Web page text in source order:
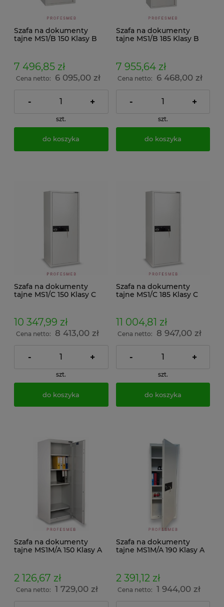
Szafa na dokumenty
tajne MS1/B 150 Klasy B
7 496,85 zł
Cena netto: 6 095,00 zł
- +
szt.
do koszyka
Szafa na dokumenty
tajne MS1/B 185 Klasy B
7 955,64 zł
Cena netto: 6 468,00 zł
- +
szt.
do koszyka
Szafa na dokumenty
tajne MS1/C 150 Klasy C
10 347,99 zł
Cena netto: 8 413,00 zł
- +
szt.
do koszyka
Szafa na dokumenty
tajne MS1/C 185 Klasy C
11 004,81 zł
Cena netto: 8 947,00 zł
- +
szt.
do koszyka
Szafa na dokumenty
tajne MS1M/A 150 Klasy A
2 126,67 zł
Cena netto: 1 729,00 zł
Szafa na dokumenty
tajne MS1M/A 190 Klasy A
2 391,12 zł
Cena netto: 1 944,00 zł